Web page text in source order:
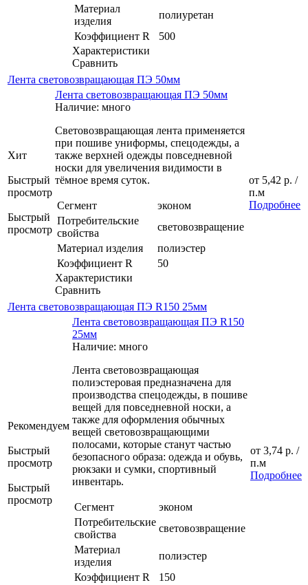
Материал
изделия
полиуретан
Коэффициент R
500
Характеристики
Сравнить
Лента световозвращающая ПЭ 50мм
Хит
Быстрый
просмотр
Быстрый
просмотр
Лента световозвращающая ПЭ 50мм
Наличие: много
Световозвращающая лента применяется
при пошиве униформы, спецодежды, а
также верхней одежды повседневной
носки для увеличения видимости в
тёмное время суток.
Сегмент
эконом
Потребительские
свойства
световозвращение
Материал изделия
полиэстер
Коэффициент R
50
Характеристики
Сравнить
от 5,42 р. /
п.м
Подробнее
Лента световозвращающая ПЭ R150 25мм
Рекомендуем
Быстрый
просмотр
Быстрый
просмотр
Лента световозвращающая ПЭ R150
25мм
Наличие: много
Лента световозвращающая
полиэстеровая предназначена для
производства спецодежды, в пошиве
вещей для повседневной носки, а
также для оформления обычных
вещей световозвращающими
полосами, которые станут частью
безопасного образа: одежда и обувь,
рюкзаки и сумки, спортивный
инвентарь.
Сегмент
эконом
Потребительские
свойства
световозвращение
Материал
изделия
полиэстер
Коэффициент R
150
от 3,74 р. /
п.м
Подробнее